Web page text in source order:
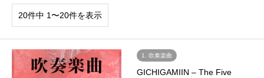
20件中 1〜20件を表示
1. 吹奏楽曲
GICHIGAMIIN – The Five